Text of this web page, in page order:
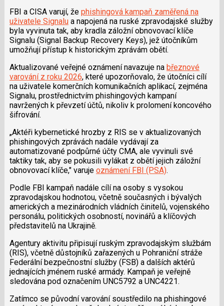
FBI a CISA varují, že phishingová kampaň zaměřená na
uživatele Signalua napojená na ruské zpravodajské služby
byla vyvinuta tak, aby kradla záložní obnovovací klíče
Signalu (Signal Backup Recovery Keys), jež útočníkům
umožňují přístup k historickým zprávám obětí.
Aktualizované veřejné oznámení navazuje na březnové
varování z roku 2026, které upozorňovalo, že útočníci cílí
na uživatele komerčních komunikačních aplikací, zejména
Signalu, prostřednictvím phishingových kampaní
navržených k převzetí účtů, nikoliv k prolomení koncového
šifrování.
„Aktéři kybernetické hrozby z RIS se v aktualizovaných
phishingových zprávách nadále vydávají za
automatizované podpůrné účty CMA, ale vyvinuli své
taktiky tak, aby se pokusili vylákat z obětí jejich záložní
obnovovací klíče," varuje oznámení FBI (PSA).
Podle FBI kampaň nadále cílí na osoby s vysokou
zpravodajskou hodnotou, včetně současných i bývalých
amerických a mezinárodních vládních činitelů, vojenského
personálu, politických osobností, novinářů a klíčových
představitelů na Ukrajině.
Agentury aktivitu připisují ruským zpravodajským službám
(RIS), včetně důstojníků zařazených u Pohraniční stráže
Federální bezpečnostní služby (FSB) a dalších aktérů
jednajících jménem ruské armády. Kampaň je veřejně
sledována pod označením UNC5792 a UNC4221.
Zatímco se původní varování soustředilo na phishingové